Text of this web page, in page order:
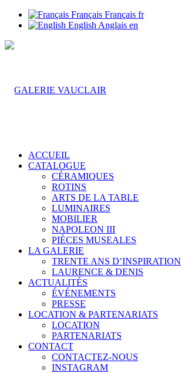
Français Français fr
English Anglais en
ACCUEIL
CATALOGUE
CÉRAMIQUES
ROTINS
ARTS DE LA TABLE
LUMINAIRES
MOBILIER
NAPOLEON III
PIÈCES MUSEALES
LA GALERIE
TRENTE ANS D’INSPIRATION
LAURENCE & DENIS
ACTUALITÉS
ÉVÉNEMENTS
PRESSE
LOCATION & PARTENARIATS
LOCATION
PARTENARIATS
CONTACT
CONTACTEZ-NOUS
INSTAGRAM